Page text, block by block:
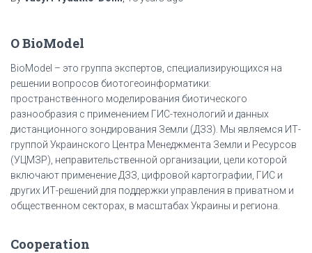
О BioModel
BioModel – это группа экспертов, специализирующихся на
решении вопросов биотогеоинформатики:
пространственного моделирования биотического
разнообразия с применением ГИС-технологий и данных
дистанционного зондирования Земли (ДЗЗ). Мы являемся ИТ-
группой Украинского Центра Менеджмента Земли и Ресурсов
(УЦМЗР), неправительственной организации, цели которой
включают применение ДЗЗ, цифровой картографии, ГИС и
других ИТ-решений для поддержки управления в приватном и
общественном секторах, в масштабах Украины и региона.
Cooperation